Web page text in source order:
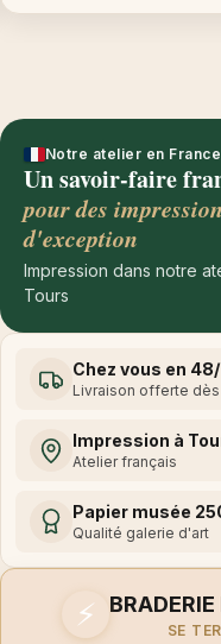
Notre atelier en France
Un savoir-faire
pour des
d'exception
Impression dans notre
Tours
Chez vous en
Livraison offerte
Impression à
Atelier français
Papier musée
Qualité galerie d'art
⚡ SE